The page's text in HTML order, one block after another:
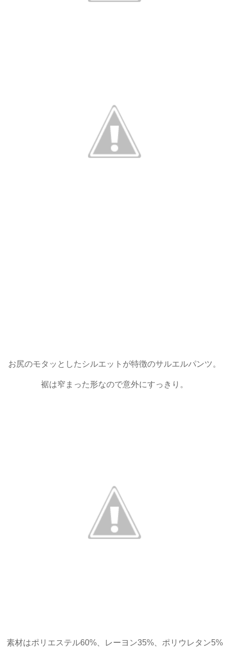
お尻のモタッとしたシルエットが特徴のサルエルパンツ。
裾は窄まった形なので意外にすっきり。
素材はポリエステル60%、レーヨン35%、ポリウレタン5%